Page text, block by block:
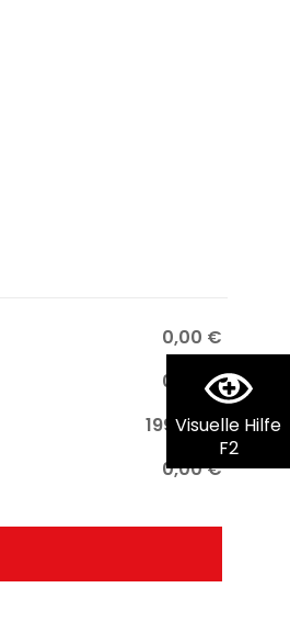
Visuelle Hilfe
F2
0,00 €
0,00 €
199,00 €
0,00 €